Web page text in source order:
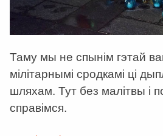
Таму мы не спынім гэтай
мілітарнымі сродкамі ці
шляхам. Тут без малітвы і
справімся.